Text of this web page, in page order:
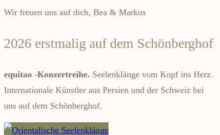
Wir freuen uns auf dich, Bea & Markus
2026 erstmalig auf dem Schönberghof
equitao -Konzertreihe. Seelenklänge vom Kopf ins Herz.
Internationale Künstler aus Persien und der Schweiz bei
uns auf dem Schönberghof.